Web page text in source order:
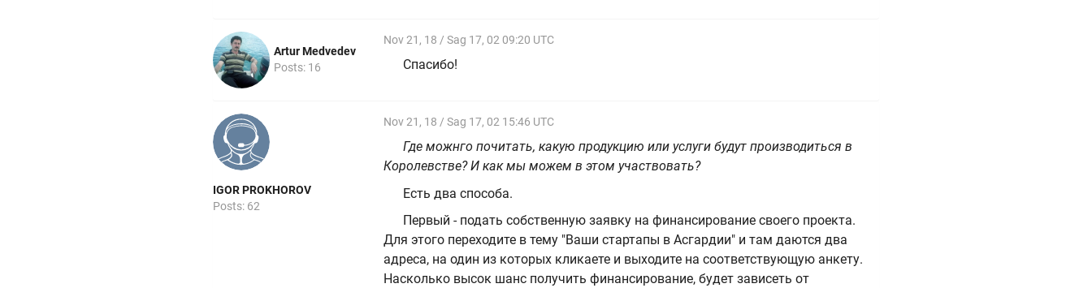
Artur Medvedev
Posts: 16
Nov 21, 18 / Sag 17, 02 09:20 UTC
Спасибо!
IGOR PROKHOROV
Posts: 62
Nov 21, 18 / Sag 17, 02 15:46 UTC
Где можнго почитать, какую продукцию или услуги будут производиться в
Королевстве? И как мы можем в этом участвовать?
Есть два способа.
Первый - подать собственную заявку на финансирование своего проекта.
Для этого переходите в тему "Ваши стартапы в Асгардии" и там даются два
адреса, на один из которых кликаете и выходите на соответствующую анкету.
Насколько высок шанс получить финансирование, будет зависеть от